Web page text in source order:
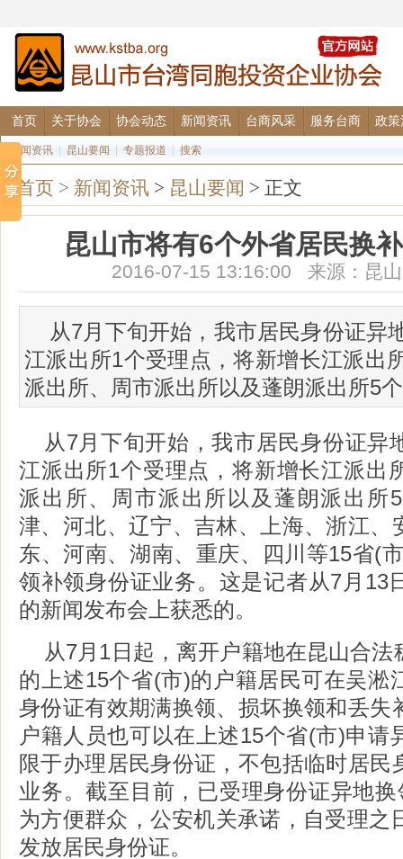
首页 关于协会 协会动态 新闻资讯 台商风采 服务台商 政策
要闻资讯 昆山要闻 专题报道 搜索
首页 > 新闻资讯 > 昆山要闻 > 正文
昆山市将有6个外省居民换
2016-07-15 13:16:00 来源：昆
从7月下旬开始，我市居民身份证异
江派出所1个受理点，将新增长江派出
派出所、周市派出所以及蓬朗派出所5
从7月下旬开始，我市居民身份证异
江派出所1个受理点，将新增长江派出
派出所、周市派出所以及蓬朗派出所
津、河北、辽宁、吉林、上海、浙江、
东、河南、湖南、重庆、四川等15省(
领补领身份证业务。这是记者从7月13
的新闻发布会上获悉的。
从7月1日起，离开户籍地在昆山合
的上述15个省(市)的户籍居民可在吴淞
身份证有效期满换领、损坏换领和丢失
户籍人员也可以在上述15个省(市)申请
限于办理居民身份证，不包括临时居民
业务。截至目前，已受理身份证异地
为方便群众，公安机关承诺，自受理之
发放居民身份证。